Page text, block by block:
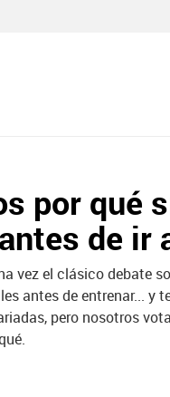
por qué
de ir
vez el clásico debate
antes de entrenar... y
pero nosotros